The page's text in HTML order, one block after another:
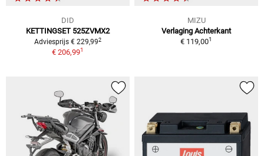
DID
KETTINGSET 525ZVMX2
Adviesprijs € 229,992
€ 206,991
MIZU
Verlaging Achterkant
€ 119,001